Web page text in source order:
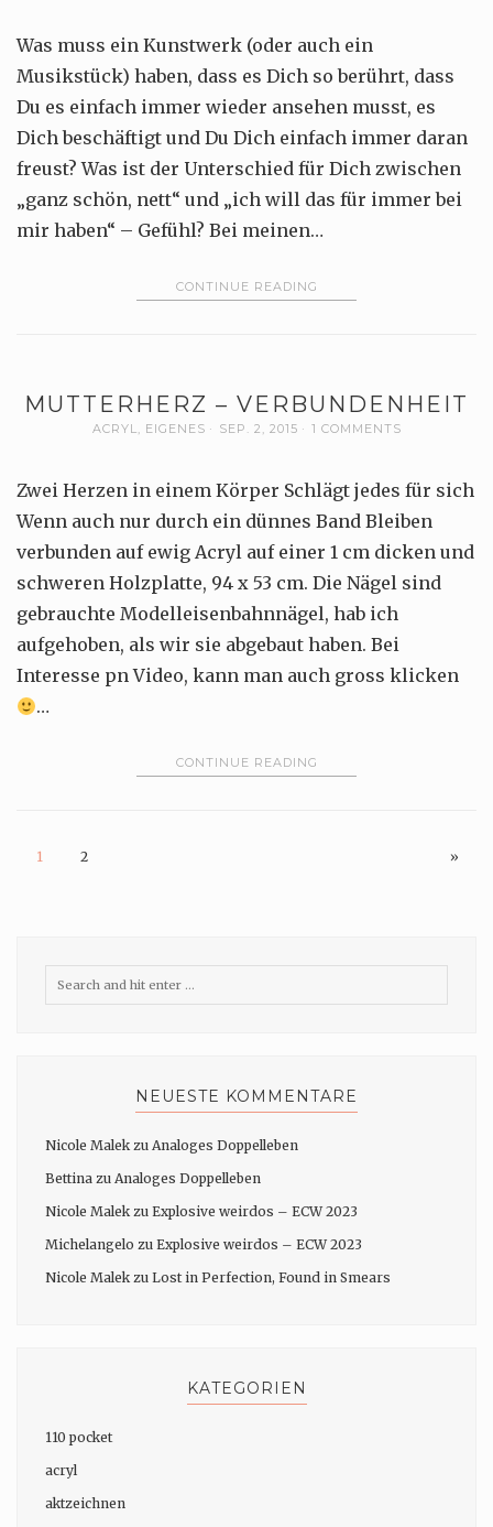
Was muss ein Kunstwerk (oder auch ein
Musikstück) haben, dass es Dich so berührt, dass
Du es einfach immer wieder ansehen musst, es
Dich beschäftigt und Du Dich einfach immer daran
freust? Was ist der Unterschied für Dich zwischen
„ganz schön, nett“ und „ich will das für immer bei
mir haben“ – Gefühl? Bei meinen…
CONTINUE READING
MUTTERHERZ – VERBUNDENHEIT
ACRYL, EIGENES SEP. 2, 2015 1 COMMENTS
Zwei Herzen in einem Körper Schlägt jedes für sich
Wenn auch nur durch ein dünnes Band Bleiben
verbunden auf ewig Acryl auf einer 1 cm dicken und
schweren Holzplatte, 94 x 53 cm. Die Nägel sind
gebrauchte Modelleisenbahnnägel, hab ich
aufgehoben, als wir sie abgebaut haben. Bei
Interesse pn Video, kann man auch gross klicken
…
CONTINUE READING
1 2 »
NEUESTE KOMMENTARE
Nicole Malekzu Analoges Doppelleben
Bettina zu Analoges Doppelleben
Nicole Malekzu Explosive weirdos – ECW 2023
Michelangelo zu Explosive weirdos – ECW 2023
Nicole Malekzu Lost in Perfection, Found in Smears
KATEGORIEN
110 pocket
acryl
aktzeichnen